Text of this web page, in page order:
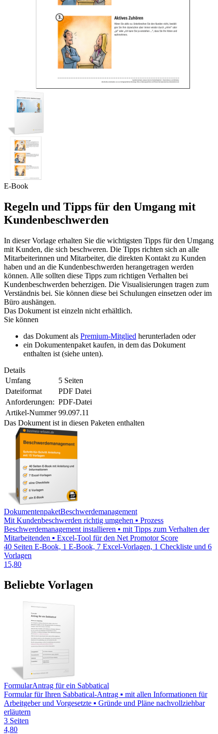
E-Book
Regeln und Tipps für den Umgang mit
Kundenbeschwerden
In dieser Vorlage erhalten Sie die wichtigsten Tipps für den Umgang
mit Kunden, die sich beschweren. Die Tipps richten sich an alle
Mitarbeiterinnen und Mitarbeiter, die direkten Kontakt zu Kunden
haben und an die Kundenbeschwerden herangetragen werden
können. Alle sollten diese Tipps zum richtigen Verhalten bei
Kundenbeschwerden beherzigen. Die Visualisierungen tragen zum
Verständnis bei. Sie können diese bei Schulungen einsetzen oder im
Büro aushängen.
Das Dokument ist einzeln nicht erhältlich.
Sie können
das Dokument als Premium-Mitglied herunterladen oder
ein Dokumentenpaket kaufen, in dem das Dokument
enthalten ist (siehe unten).
Details
Umfang
5 Seiten
Dateiformat
PDF Datei
Anforderungen: PDF-Datei
Artikel-Nummer 99.097.11
Das Dokument ist in diesen Paketen enthalten
DokumentenpaketBeschwerdemanagement
Mit Kundenbeschwerden richtig umgehen ▪ Prozess
Beschwerdemanagement installieren ▪ mit Tipps zum Verhalten der
Mitarbeitenden ▪ Excel-Tool für den Net Promotor Score
40 Seiten E-Book, 1 E-Book, 7 Excel-Vorlagen, 1 Checkliste und 6
Vorlagen
15,80
Beliebte Vorlagen
FormularAntrag für ein Sabbatical
Formular für Ihren Sabbatical-Antrag ▪ mit allen Informationen für
Arbeitgeber und Vorgesetzte ▪ Gründe und Pläne nachvollziehbar
erläutern
3 Seiten
4,80